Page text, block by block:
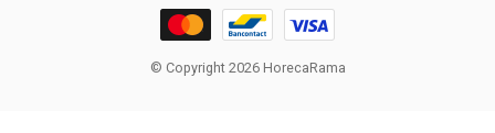
© Copyright 2026 HorecaRama